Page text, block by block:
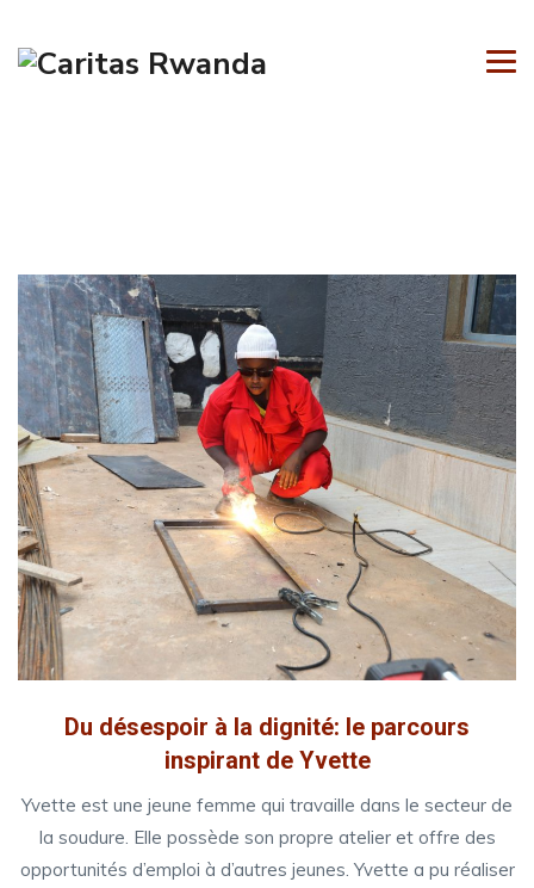
Du désespoir à la dignité: le parcours
inspirant de Yvette
Yvette est une jeune femme qui travaille dans le secteur de
la soudure. Elle possède son propre atelier et offre des
opportunités d’emploi à d’autres jeunes. Yvette a pu réaliser